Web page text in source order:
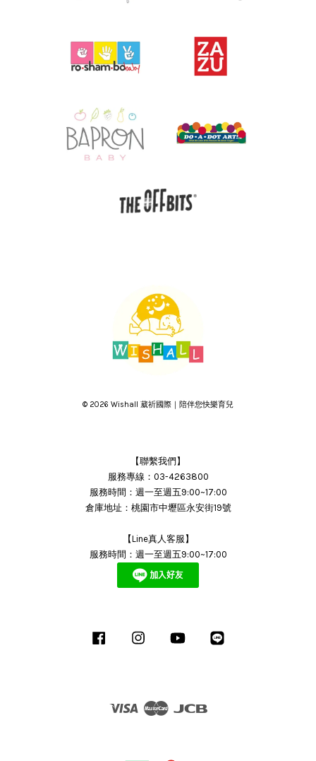
© 2026 Wishall 葳祈國際｜陪伴您快樂育兒
【聯繫我們】
服務專線：03-4263800
服務時間：週一至週五9:00~17:00
倉庫地址：桃園市中壢區永安街19號
【Line真人客服】
服務時間：週一至週五9:00~17:00
Facebook Instagram YouTube
Visa Master